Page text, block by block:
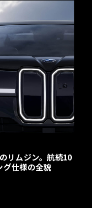
リムジン。航続10
仕様の全貌